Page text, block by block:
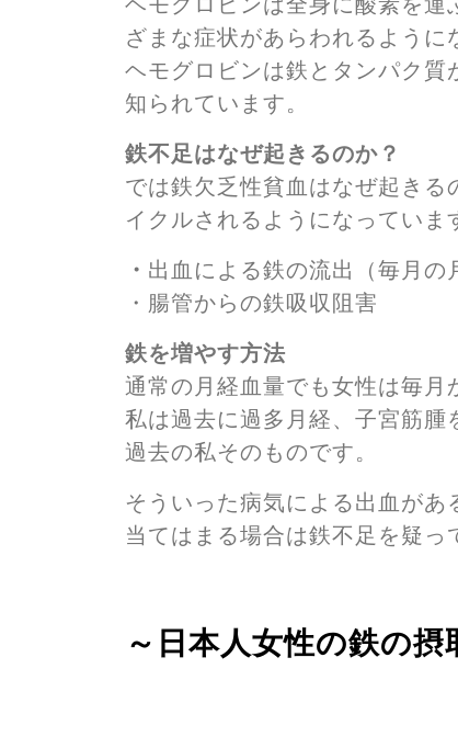
ざまな症状があらわれるように
ヘモグロビンは鉄とタンパク
知られています。
鉄不足はなぜ起きるのか？
では鉄欠乏性貧血はなぜ起き
イクルされるようになっていま
・ 出血による鉄の流出（毎月の
・腸管からの鉄吸収阻害
鉄を増やす方法
通常の月経血量でも女性は毎月
私は過去に過多月経、子宮筋腫
過去の私そのものです。
そういった病気による出血が
当てはまる場合は鉄不足を疑っ
～日本人女性の鉄の摂